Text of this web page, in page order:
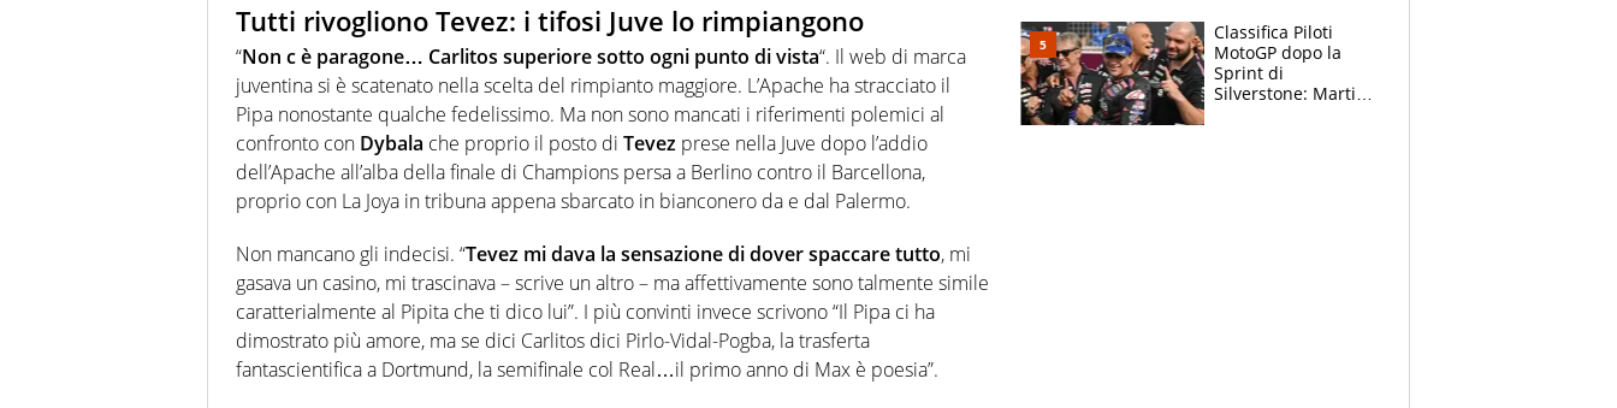
Tutti rivogliono Tevez: i tifosi Juve lo rimpiangono
“Non c è paragone… Carlitos superiore sotto ogni punto di vista“. Il web di marca
juventina si è scatenato nella scelta del rimpianto maggiore. L’Apache ha stracciato il
Pipa nonostante qualche fedelissimo. Ma non sono mancati i riferimenti polemici al
confronto con Dybala che proprio il posto di Tevez prese nella Juve dopo l’addio
dell’Apache all’alba della finale di Champions persa a Berlino contro il Barcellona,
proprio con La Joya in tribuna appena sbarcato in bianconero da e dal Palermo.
Non mancano gli indecisi. “Tevez mi dava la sensazione di dover spaccare tutto, mi
gasava un casino, mi trascinava – scrive un altro – ma affettivamente sono talmente simile
caratterialmente al Pipita che ti dico lui”. I più convinti invece scrivono “Il Pipa ci ha
dimostrato più amore, ma se dici Carlitos dici Pirlo-Vidal-Pogba, la trasferta
fantascientifica a Dortmund, la semifinale col Real…il primo anno di Max è poesia”.
Classifica Piloti
MotoGP dopo la
Sprint di
Silverstone: Martin